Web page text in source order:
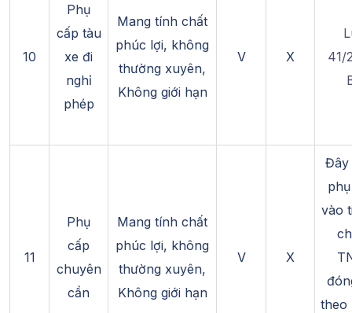
10
Phụ
cấp tàu
xe đi
nghỉ
phép
Mang tính chất
phúc lợi, không
thường xuyên,
Không giới hạn
V X
41/
11
Phụ
cấp
chuyên
cần
Mang tính chất
phúc lợi, không
thường xuyên,
Không giới hạn
V X
Đây
vào
theo